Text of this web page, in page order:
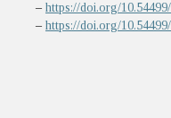
– https://doi.org/
– https://doi.org/